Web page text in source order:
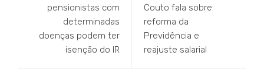
pensionistas com
determinadas
doenças podem ter
isenção do IR
Couto fala sobre
reforma da
Previdência e
reajuste salarial